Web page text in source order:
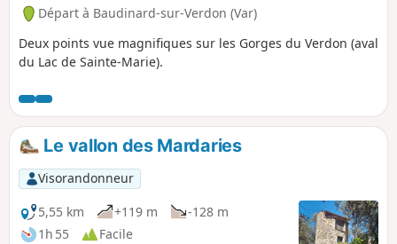
Départ à Baudinard-sur-Verdon (Var)
Deux points vue magnifiques sur les Gorges du Verdon (aval
du Lac de Sainte-Marie).
Le vallon des Mardaries
Visorandonneur
5,55 km
+119 m
-128 m
1h 55
Facile